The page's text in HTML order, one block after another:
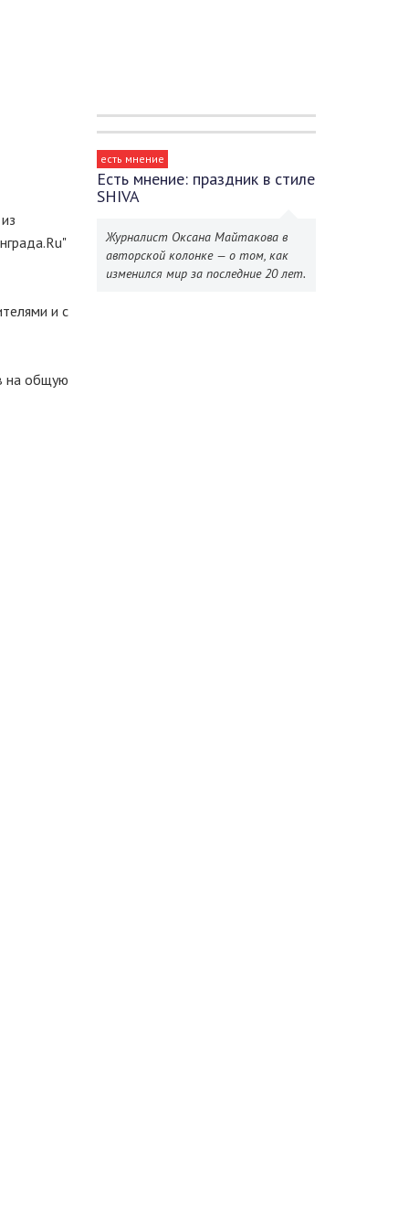
и с
на общую
есть мнение
Есть мнение: праздник в стиле
SHIVA
Журналист Оксана Майтакова в
авторской колонке — о том, как
изменился мир за последние 20 лет.